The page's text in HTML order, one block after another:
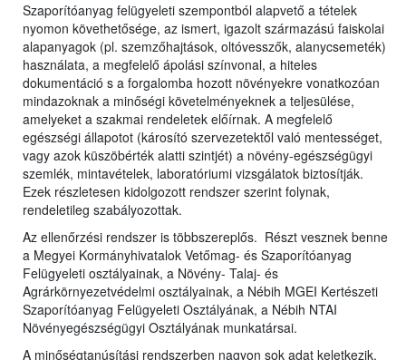
Szaporítóanyag felügyeleti szempontból alapvető a tételek
nyomon követhetősége, az ismert, igazolt származású faiskolai
alapanyagok (pl. szemzőhajtások, oltóvesszők, alanycsemeték)
használata, a megfelelő ápolási színvonal, a hiteles
dokumentáció s a forgalomba hozott növényekre vonatkozóan
mindazoknak a minőségi követelményeknek a teljesülése,
amelyeket a szakmai rendeletek előírnak. A megfelelő
egészségi állapotot (károsító szervezetektől való mentességet,
vagy azok küszöbérték alatti szintjét) a növény-egészségügyi
szemlék, mintavételek, laboratóriumi vizsgálatok biztosítják.
Ezek részletesen kidolgozott rendszer szerint folynak,
rendeletileg szabályozottak.
Az ellenőrzési rendszer is többszereplős. Részt vesznek benne
a Megyei Kormányhivatalok Vetőmag- és Szaporítóanyag
Felügyeleti osztályainak, a Növény- Talaj- és
Agrárkörnyezetvédelmi osztályainak, a Nébih MGEI Kertészeti
Szaporítóanyag Felügyeleti Osztályának, a Nébih NTAI
Növényegészségügyi Osztályának munkatársai.
A minőségtanúsítási rendszerben nagyon sok adat keletkezik,